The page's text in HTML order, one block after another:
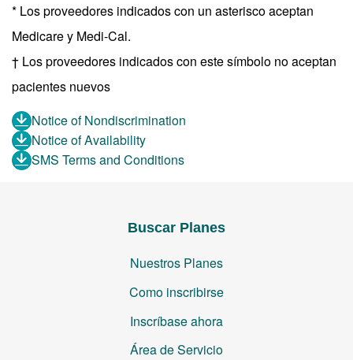
* Los proveedores indicados con un asterisco aceptan
Medicare y Medi-Cal.
† Los proveedores indicados con este símbolo no aceptan
pacientes nuevos
Notice of Nondiscrimination
Notice of Availability
SMS Terms and Conditions
Buscar Planes
Nuestros Planes
Como inscribirse
Inscríbase ahora
Área de Servicio